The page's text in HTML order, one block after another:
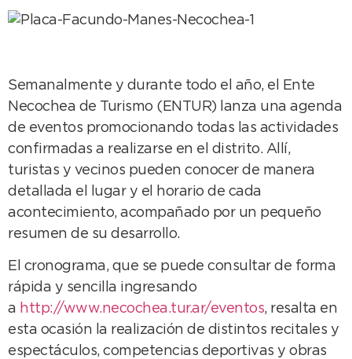
Semanalmente y durante todo el año, el Ente
Necochea de Turismo (ENTUR) lanza una agenda
de eventos promocionando todas las actividades
confirmadas a realizarse en el distrito. Allí,
turistas y vecinos pueden conocer de manera
detallada el lugar y el horario de cada
acontecimiento, acompañado por un pequeño
resumen de su desarrollo.
El cronograma, que se puede consultar de forma
rápida y sencilla ingresando
a http://www.necochea.tur.ar/eventos, resalta en
esta ocasión la realización de distintos recitales y
espectáculos, competencias deportivas y obras